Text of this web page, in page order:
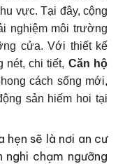
vực. Tại đây, cộng
nghiệm môi trường
cửa. Với thiết kế
nét, chi tiết, Căn hộ
cách sống mới,
sản hiếm hoi tại
hẹn sẽ là nơi an cư
chạm ngưỡng